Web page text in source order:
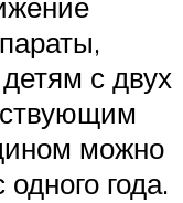
с двух
можно
года.